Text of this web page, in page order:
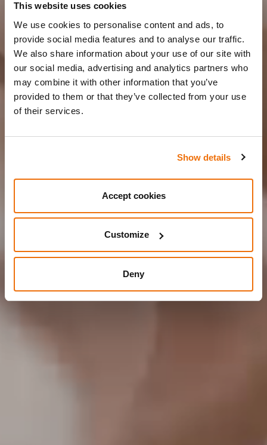
This website uses cookies
We use cookies to personalise content and ads, to
provide social media features and to analyse our traffic.
We also share information about your use of our site with
our social media, advertising and analytics partners who
may combine it with other information that you’ve
provided to them or that they’ve collected from your use
of their services.
Show details
Accept cookies
Customize
Deny